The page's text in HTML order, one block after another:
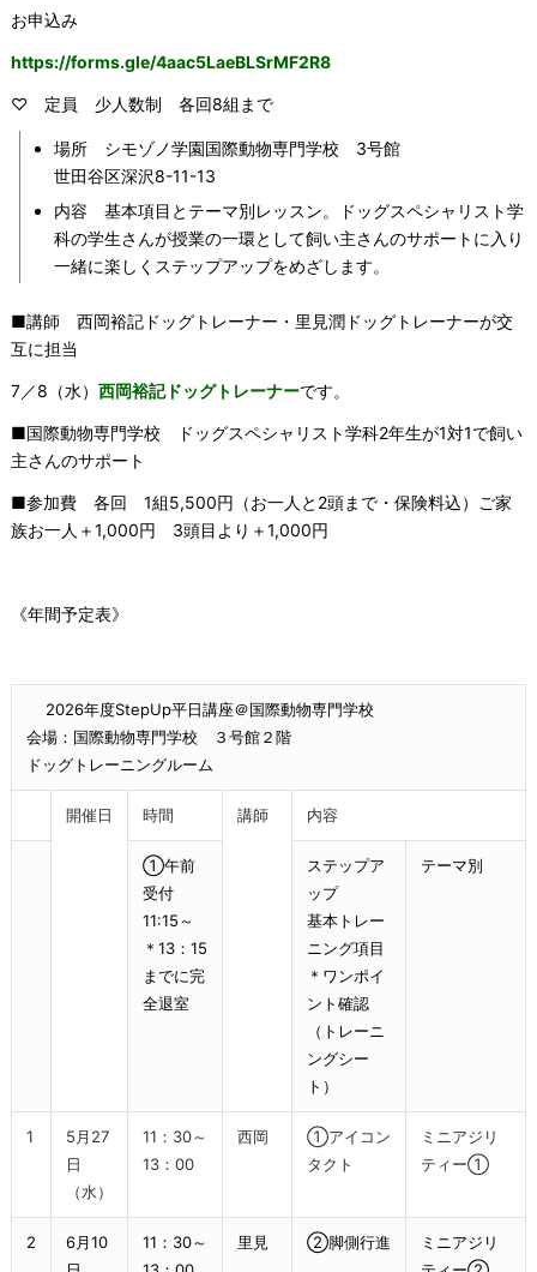
お申込み
https://forms.gle/4aac5LaeBLSrMF2R8
♡ 定員 少人数制 各回8組まで
場所 シモゾノ学園国際動物専門学校 3号館
世田谷区深沢8-11-13
内容 基本項目とテーマ別レッスン。ドッグスペシャリスト学
科の学生さんが授業の一環として飼い主さんのサポートに入り
一緒に楽しくステップアップをめざします。
■講師 西岡裕記ドッグトレーナー・里見潤ドッグトレーナーが交
互に担当
7／8（水） 西岡裕記ドッグトレーナーです。
■国際動物専門学校 ドッグスペシャリスト学科2年生が1対1で飼い
主さんのサポート
■参加費 各回 1組5,500円（お一人と2頭まで・保険料込）ご家
族お一人＋1,000円 3頭目より＋1,000円
《年間予定表》
2026年度StepUp平日講座＠国際動物専門学校
会場：国際動物専門学校 ３号館２階
ドッグトレーニングルーム
開催日 時間 講師 内容
①午前
受付
11:15～
＊13：15
までに完
全退室
ステップア
ップ
基本トレー
ニング項目
＊ワンポイ
ント確認
（トレーニ
ングシー
ト）
テーマ別
1
5月27
日
（水）
11：30～
13：00
西岡
①アイコン
タクト
ミニアジリ
ティー①
2
6月10
11：30～
里見 ②脚側行進
ミニアジリ